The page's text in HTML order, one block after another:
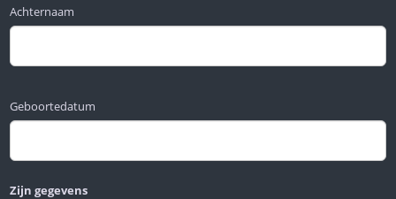
Achternaam
Geboortedatum
Zijn gegevens